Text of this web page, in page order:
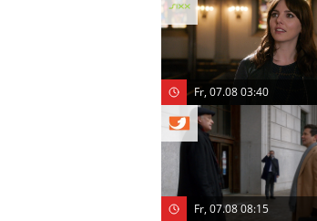
Fr, 07.08 03:40
Fr, 07.08 08:15